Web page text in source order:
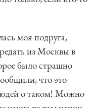
моя подруга,
из Москвы в
было страшно
что это
о таком! Можно